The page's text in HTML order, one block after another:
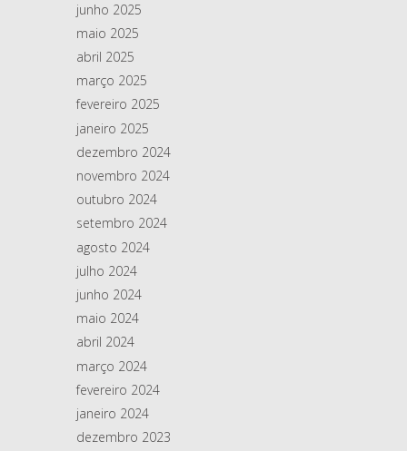
junho 2025
maio 2025
abril 2025
março 2025
fevereiro 2025
janeiro 2025
dezembro 2024
novembro 2024
outubro 2024
setembro 2024
agosto 2024
julho 2024
junho 2024
maio 2024
abril 2024
março 2024
fevereiro 2024
janeiro 2024
dezembro 2023